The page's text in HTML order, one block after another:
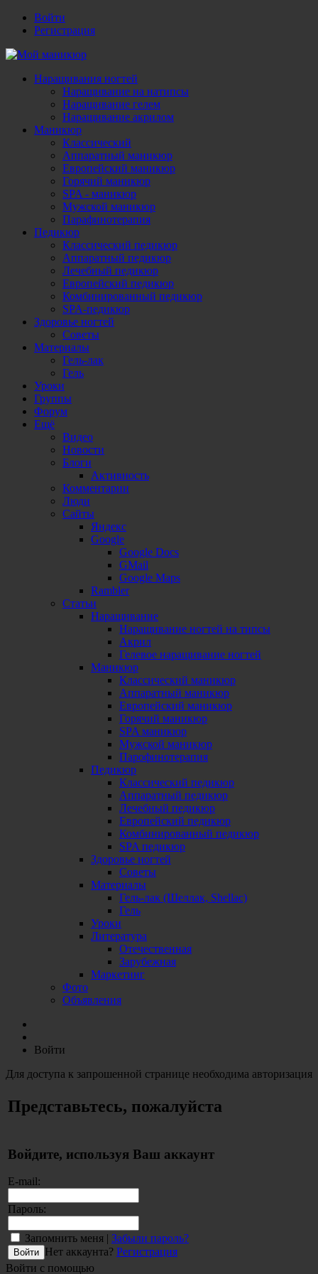
Войти
Регистрация
Наращивания ногтей
Наращивание на натипсы
Наращивание гелем
Наращивание акрилом
Маникюр
Классический
Аппаратный маникюр
Европейский маникюр
Горячий маникюр
SPA - маникюр
Мужской маникюр
Парафинотерапия
Педикюр
Классический педикюр
Аппаратный педикюр
Лечебный педикюр
Европейский педикюр
Комбинированный педикюр
SPA-педикюр
Здоровье ногтей
Советы
Материалы
Гель-лак
Гель
Уроки
Группы
Форум
Ещё
Видео
Новости
Блоги
Активность
Комментарии
Люди
Сайты
Яндекс
Google
Google Docs
GMail
Google Maps
Rambler
Статьи
Наращивание
Наращивание ногтей на типсы
Акрил
Гелевое наращивание ногтей
Маникюр
Классический маникюр
Аппаратный маникюр
Европейский маникюр
Горячий маникюр
SPA маникюр
Мужской маникюр
Парофинотерапия
Педикюр
Классический педикюр
Аппаратный педикюр
Лечебный педикюр
Европейский педикюр
Комбинированный педикюр
SPA педикюр
Здоровье ногтей
Советы
Материалы
Гель-лак (Шеллак, Shellac)
Гель
Уроки
Литература
Отечественная
Зарубежная
Маркетинг
Фото
Объявления
Войти
Для доступа к запрошенной странице необходима авторизация
Представьтесь, пожалуйста
Войдите, используя Ваш аккаунт
E-mail:
Пароль:
Запомнить меня | Забыли пароль?
Нет аккаунта? Регистрация
Войти с помощью